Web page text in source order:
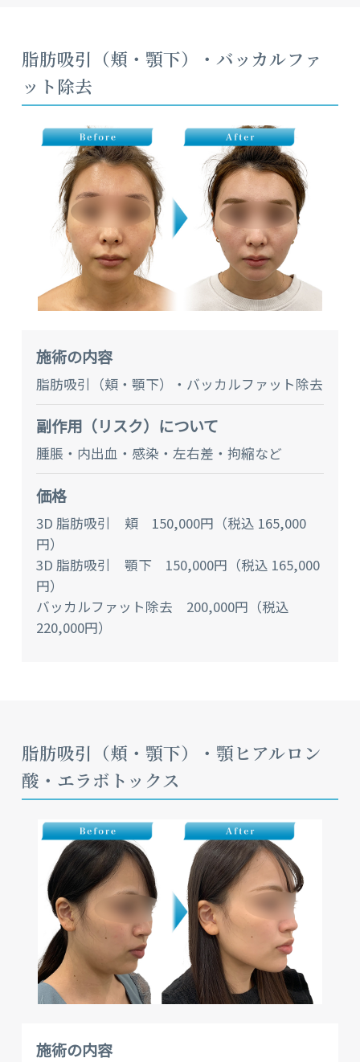
脂肪吸引（頬・顎下）・バッカルファ
ット除去
施術の内容
脂肪吸引（頬・顎下）・バッカルファット除去
副作⽤（リスク）について
腫脹・内出血・感染・左右差・拘縮など
価格
3D 脂肪吸引 頬 150,000円（税込 165,000
円）
3D 脂肪吸引 顎下 150,000円（税込 165,000
円）
バッカルファット除去 200,000円（税込
220,000円）
脂肪吸引（頬・顎下）・顎ヒアルロン
酸・エラボトックス
施術の内容